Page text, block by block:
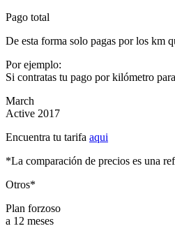
Pago total
De esta forma solo pagas por los km
Por ejemplo:
Si contratas tu pago por kilómetro
March
Active 2017
Encuentra tu tarifa aqui
*La comparación de precios es una
Otros*
Plan forzoso
a 12 meses